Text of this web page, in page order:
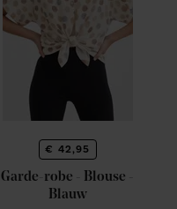
€ 42,95
Garde-robe - Blouse -
Blauw